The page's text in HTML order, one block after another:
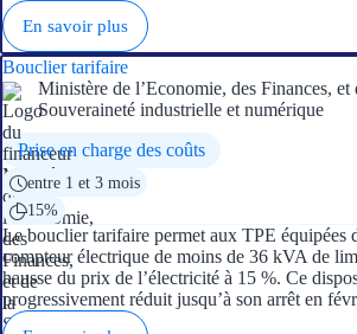
En savoir plus
Bouclier tarifaire
Ministère de l’Economie, des Finances, et
Souveraineté industrielle et numérique
Prise en charge des coûts
entre 1 et 3 mois
15%
Le bouclier tarifaire permet aux TPE équipées
compteur électrique de moins de 36 kVA de
hausse du prix de l’électricité à 15 %. Ce
progressivement réduit jusqu’à son arrêt en